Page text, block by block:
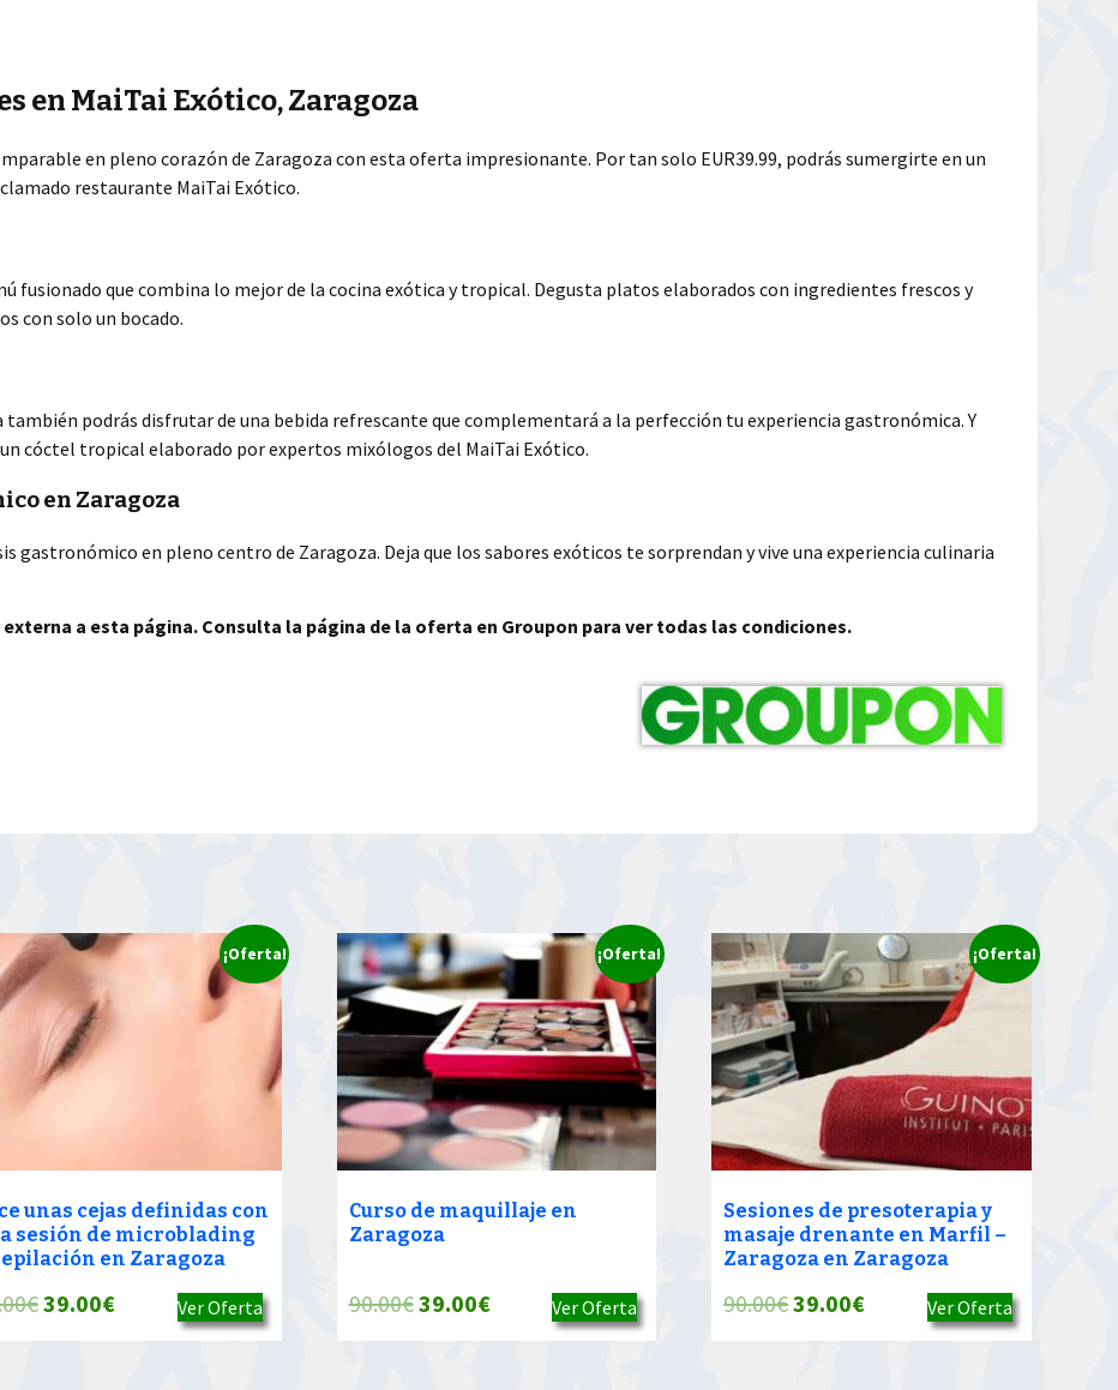
en MaiTai Exótico, Zaragoza
en pleno corazón de Zaragoza con esta oferta impresionante. Por tan solo EUR39.99, podrás sumergirte en un
restaurante MaiTai Exótico.
fusionado que combina lo mejor de la cocina exótica y tropical. Degusta platos elaborados con ingredientes frescos y
con solo un bocado.
podrás disfrutar de una bebida refrescante que complementará a la perfección tu experiencia gastronómica. Y
cóctel tropical elaborado por expertos mixólogos del MaiTai Exótico.
en Zaragoza
gastronómico en pleno centro de Zaragoza. Deja que los sabores exóticos te sorprendan y vive una experiencia culinaria
a esta página. Consulta la página de la oferta en Groupon para ver todas las condiciones.
¡Oferta!
unas cejas definidas con
sesión de microblading
en Zaragoza
€El
precio
39.00€El
precio
Ver Oferta
¡Oferta!
Curso de maquillaje en
Zaragoza
90.00€El
precio
39.00€El
precio
Ver Oferta
¡Oferta!
Sesiones de presoterapia y
masaje drenante en Marfil –
Zaragoza en Zaragoza
90.00€El
precio
39.00€El
precio
Ver Oferta